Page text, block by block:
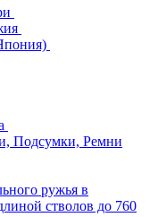
Подсумки, Ремни
ружья в
стволов до 760